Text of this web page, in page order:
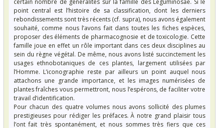
point central est l’histoire de sa classification, dont les derniers
rebondissements sont très récents (cf. supra), nous avons également
souhaité, comme nous l’avons fait dans toutes les fiches espèces,
proposer des éléments de pharmacognosie et de toxicologie. Cette
famille joue en effet un rôle important dans ces deux disciplines au
sein du règne végétal. De même, nous avons listé succinctement les
usages ethnobotaniques de ces plantes, largement utilisées par
l’Homme. L’iconographie reste par ailleurs un point auquel nous
attachons une grande importance, et les images numérisées de
plantes fraîches vous permettront, nous l’espérons, de faciliter votre
travail d’identification.
Pour chacun des quatre volumes nous avons sollicité des plumes
prestigieuses pour rédiger les préfaces. À notre grand plaisir tous
l’ont fait très spontanément, et nous sommes très fiers que ces